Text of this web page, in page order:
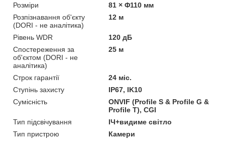
Розміри
81 × Φ110 мм
Розпізнавання об'єкту
(DORI - не аналітика)
12 м
Рівень WDR
120 дБ
Спостереження за
об'єктом (DORI - не
аналітика)
25 м
Строк гарантії
24 міс.
Ступінь захисту
IP67, IK10
Сумісність
ONVIF (Profile S & Profile G &
Profile T), CGI
Тип підсвічування
ІЧ+видиме світло
Тип пристрою
Камери